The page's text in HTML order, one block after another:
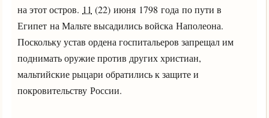
на этот остров. 11 (22) июня 1798 года по пути в
Египет на Мальте высадились войска Наполеона.
Поскольку устав ордена госпитальеров запрещал им
поднимать оружие против других христиан,
мальтийские рыцари обратились к защите и
покровительству России.